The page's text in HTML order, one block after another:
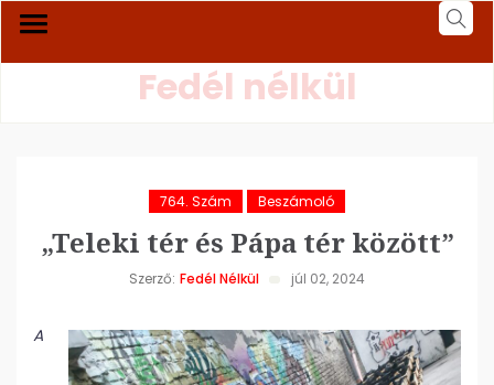
Fedél nélkül
764. Szám Beszámoló
„Teleki tér és Pápa tér között”
Szerző: Fedél Nélkül júl 02, 2024
A